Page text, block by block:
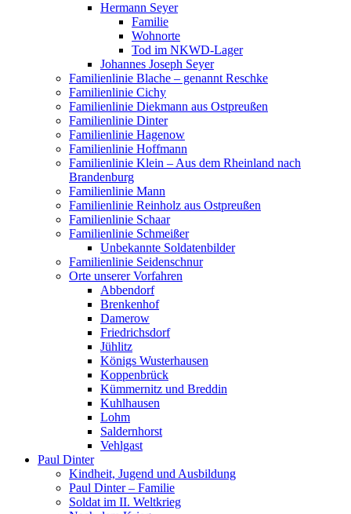
Hermann Seyer
Familie
Wohnorte
Tod im NKWD-Lager
Johannes Joseph Seyer
Familienlinie Blache – genannt Reschke
Familienlinie Cichy
Familienlinie Diekmann aus Ostpreußen
Familienlinie Dinter
Familienlinie Hagenow
Familienlinie Hoffmann
Familienlinie Klein – Aus dem Rheinland nach
Brandenburg
Familienlinie Mann
Familienlinie Reinholz aus Ostpreußen
Familienlinie Schaar
Familienlinie Schmeißer
Unbekannte Soldatenbilder
Familienlinie Seidenschnur
Orte unserer Vorfahren
Abbendorf
Brenkenhof
Damerow
Friedrichsdorf
Jühlitz
Königs Wusterhausen
Koppenbrück
Kümmernitz und Breddin
Kuhlhausen
Lohm
Saldernhorst
Vehlgast
Paul Dinter
Kindheit, Jugend und Ausbildung
Paul Dinter – Familie
Soldat im II. Weltkrieg